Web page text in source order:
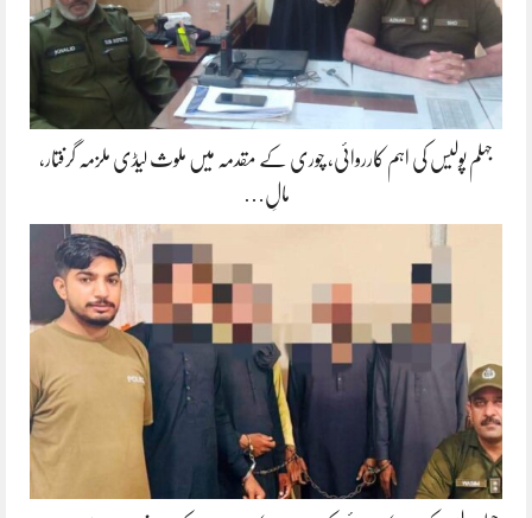
جہلم پولیس کی اہم کارروائی، چوری کے مقدمہ میں ملوث لیڈی ملزمہ گرفتار،
مالِ…